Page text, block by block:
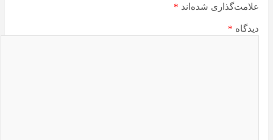
علامت‌گذاری شده‌اند *
دیدگاه *